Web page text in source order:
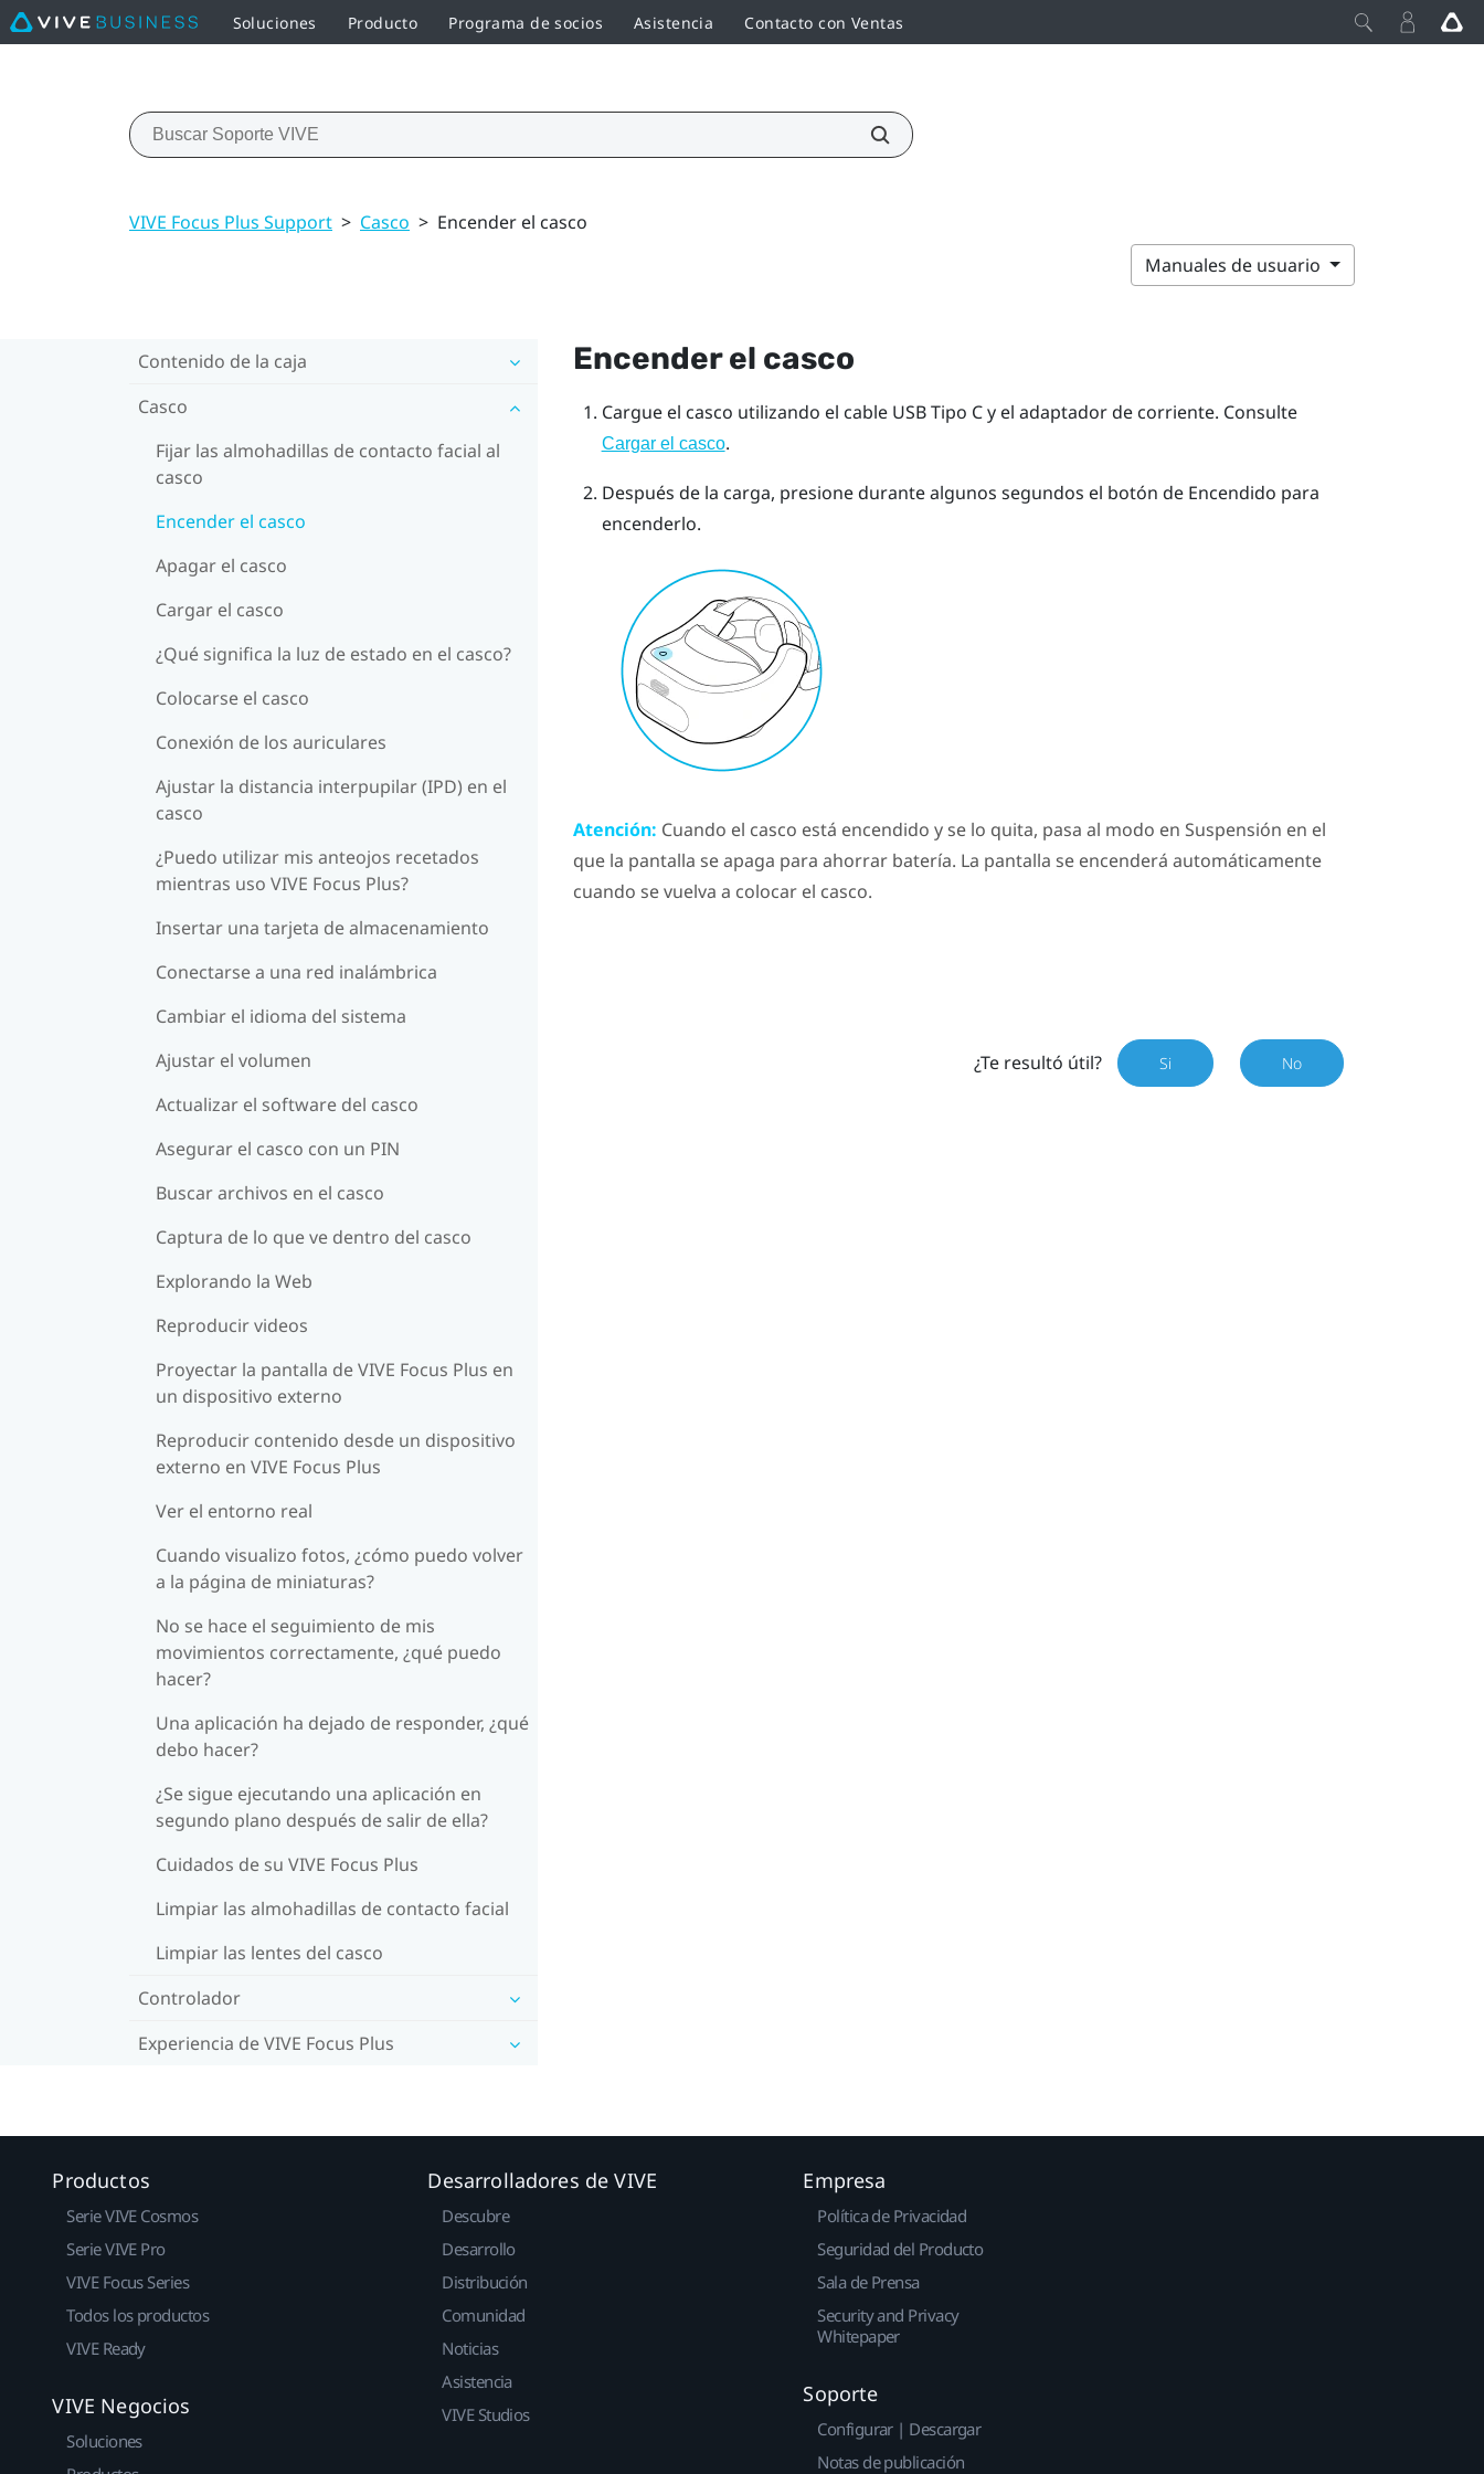
Soluciones Producto Programa de socios Asistencia Contacto con Ventas
VIVE Focus Plus Support > Casco > Encender el casco
Manuales de usuario
Contenido de la caja
Casco
Fijar las almohadillas de contacto facial al
casco
Encender el casco
Apagar el casco
Cargar el casco
¿Qué significa la luz de estado en el casco?
Colocarse el casco
Conexión de los auriculares
Ajustar la distancia interpupilar (IPD) en el
casco
¿Puedo utilizar mis anteojos recetados
mientras uso VIVE Focus Plus?
Insertar una tarjeta de almacenamiento
Conectarse a una red inalámbrica
Cambiar el idioma del sistema
Ajustar el volumen
Actualizar el software del casco
Asegurar el casco con un PIN
Buscar archivos en el casco
Captura de lo que ve dentro del casco
Explorando la Web
Reproducir videos
Proyectar la pantalla de VIVE Focus Plus en
un dispositivo externo
Reproducir contenido desde un dispositivo
externo en VIVE Focus Plus
Ver el entorno real
Cuando visualizo fotos, ¿cómo puedo volver
a la página de miniaturas?
No se hace el seguimiento de mis
movimientos correctamente, ¿qué puedo
hacer?
Una aplicación ha dejado de responder, ¿qué
debo hacer?
¿Se sigue ejecutando una aplicación en
segundo plano después de salir de ella?
Cuidados de su VIVE Focus Plus
Limpiar las almohadillas de contacto facial
Limpiar las lentes del casco
Controlador
Experiencia de VIVE Focus Plus
Encender el casco
Cargue el casco utilizando el cable USB Tipo Cy el adaptador de corriente. Consulte
Cargar el casco.
Después de la carga, presione durante algunos segundos el botón de Encendido para
encenderlo.
Atención: Cuando el casco está encendido y se lo quita, pasa al modo en Suspensión en el
que la pantalla se apaga para ahorrar batería. La pantalla se encenderá automáticamente
cuando se vuelva a colocar el casco.
¿Te resultó útil? Si No
Productos
Serie VIVE Cosmos
Serie VIVE Pro
VIVE Focus Series
Todos los productos
VIVE Ready
VIVE Negocios
Soluciones
Desarrolladores de VIVE
Descubre
Desarrollo
Distribución
Comunidad
Noticias
Asistencia
VIVE Studios
Empresa
Política de Privacidad
Seguridad del Producto
Sala de Prensa
Security and Privacy
Whitepaper
Soporte
Configurar | Descargar
Notas de publicación